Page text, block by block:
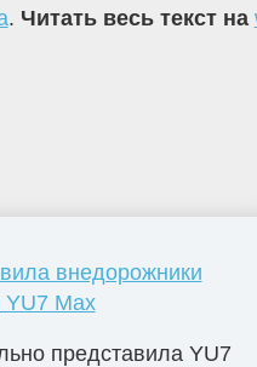
. Читать весь текст на
внедорожники
Max
представила YU7